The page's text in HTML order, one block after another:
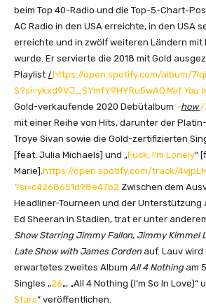
beim Top 40-Radio und die Top-5-Chart-
AC Radio in den USA erreichte, in den USA
erreichte und in zwölf weiteren Ländern
wurde. Er servierte die 2018 mit Gold
Playlist Ihttps://open.spotify.com/album/
S?si=ykxd9VJ_SYmfY9HYRu5wAQMet You
Gold-verkaufende 2020 Debütalbum ~how
mit einer Reihe von Hits, darunter der Platin-
Troye Sivan sowie die Gold-zertifizierten
[feat. Julia Michaels] und „Fuck, I’m Lonely“
Marie].https://open.spotify.com/track/
?si=c4268651d98e47b2 Zwischen dem
Headliner-Tourneen und der Unterstützung
Ed Sheeran in Stadien, trat er unter
Show Starring Jimmy Fallon, Jimmy Kimmel
Late Show with James Corden auf. Lauv
erwartetes zweites Album All 4 Nothingam
Singles „26„, „All 4 Nothing (I’m So In Love)“
Stars“ veröffentlichen.